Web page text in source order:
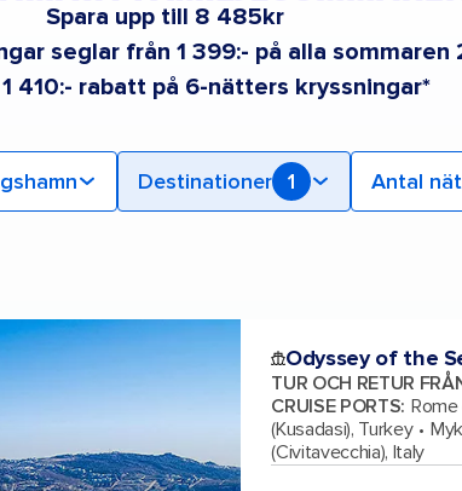
Spara upp till 8 485kr
seglar från 1 399:- på alla sommaren
410:- rabatt på 6-nätters kryssningar*
Destinationer 1 Antal
Odyssey of the
TUR OCH RETUR
CRUISE PORTS: Rome
(Kusadasi), Turkey
(Civitavecchia), Italy